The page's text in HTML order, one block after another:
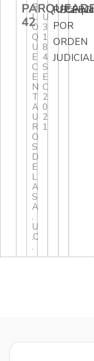
42
B
L
O
Q
U
E
C
E
N
T
A
U
R
O
S
D
E
L
A
S
A
.
U
.C
.
I
U
3
1
8
4
S
E
C
2
0
2
1
POR
ORDEN